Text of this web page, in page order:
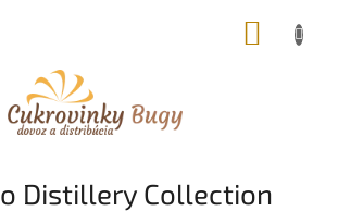
Distillery Collection